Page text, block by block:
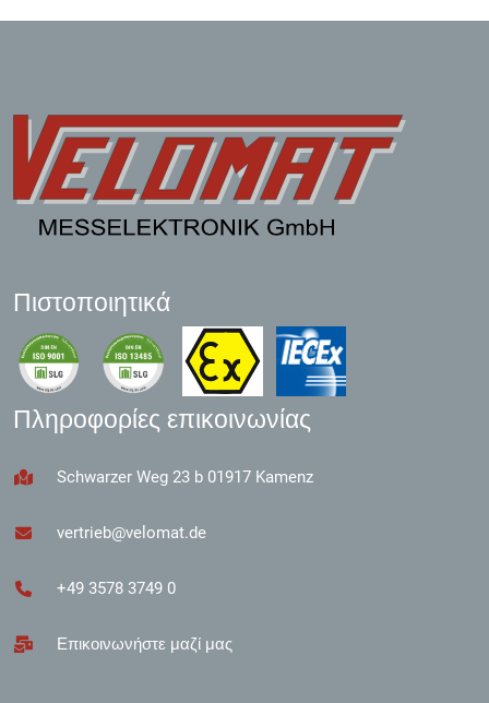
Πιστοποιητικά
Πληροφορίες επικοινωνίας
Schwarzer Weg 23 b 01917 Kamenz
vertrieb@velomat.de
+49 3578 3749 0
Επικοινωνήστε μαζί μας